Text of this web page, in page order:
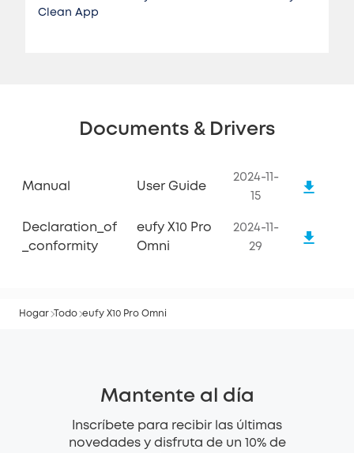
Clean App
Documents & Drivers
Manual User Guide
2024-11-
15
Declaration_of
_conformity
eufy X10 Pro
Omni
2024-11-
29
Hogar Todo eufy X10 Pro Omni
Mantente al día
Inscríbete para recibir las últimas
novedades y disfruta de un 10% de